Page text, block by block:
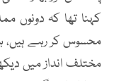
کہنا تھا کہ
محسوس کر رہے ہیں،
مختلف انداز میں